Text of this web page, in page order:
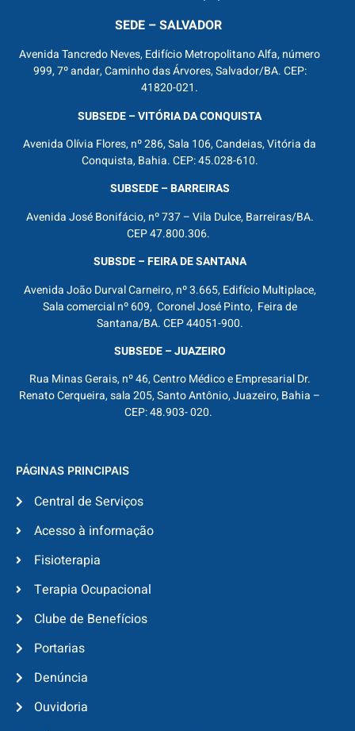
SEDE – SALVADOR
Avenida Tancredo Neves, Edifício Metropolitano Alfa, número
999, 7º andar, Caminho das Árvores, Salvador/BA. CEP:
41820-021.
SUBSEDE – VITÓRIA DA CONQUISTA
Avenida Olívia Flores, nº 286, Sala 106, Candeias, Vitória da
Conquista, Bahia. CEP: 45.028-610.
SUBSEDE – BARREIRAS
Avenida José Bonifácio, nº 737 – Vila Dulce, Barreiras/BA.
CEP 47.800.306.
SUBSDE – FEIRA DE SANTANA
Avenida João Durval Carneiro, nº 3.665, Edifício Multiplace,
Sala comercial nº 609, Coronel José Pinto, Feira de
Santana/BA. CEP 44051-900.
SUBSEDE – JUAZEIRO
Rua Minas Gerais, nº 46, Centro Médico e Empresarial Dr.
Renato Cerqueira, sala 205, Santo Antônio, Juazeiro, Bahia –
CEP: 48.903- 020.
PÁGINAS PRINCIPAIS
Central de Serviços
Acesso à informação
Fisioterapia
Terapia Ocupacional
Clube de Benefícios
Portarias
Denúncia
Ouvidoria